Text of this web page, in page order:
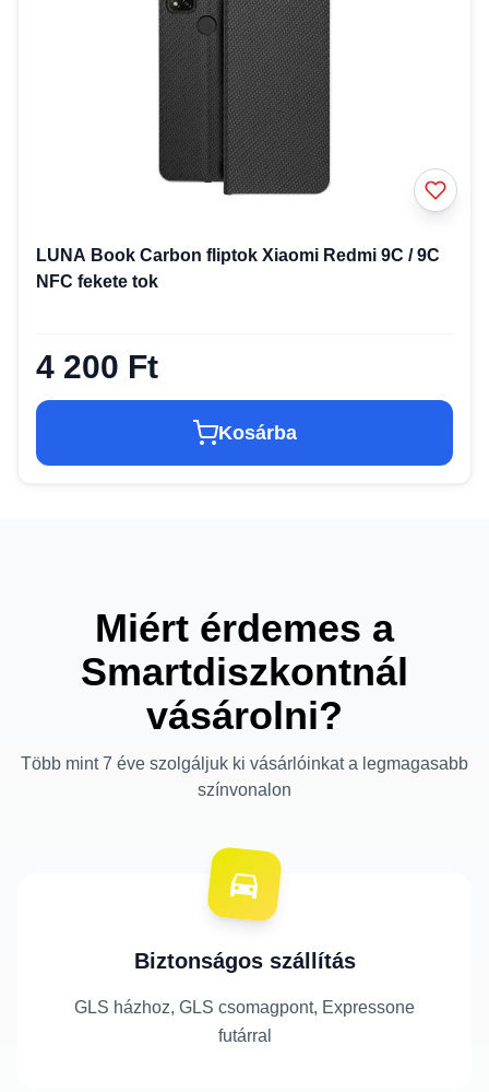
LUNA Book Carbon fliptok Xiaomi Redmi 9C / 9C
NFC fekete tok
4 200 Ft
Kosárba
Miért érdemes a
Smartdiszkontnál
vásárolni?
Több mint 7 éve szolgáljuk ki vásárlóinkat a legmagasabb
színvonalon
Biztonságos szállítás
GLS házhoz, GLS csomagpont, Expressone
futárral